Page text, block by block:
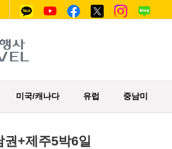
미국/캐나다 유럽 중남미
+제주5박6일